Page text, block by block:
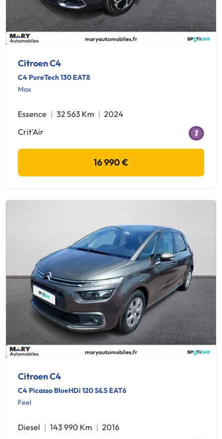
Citroen C4
C4 PureTech 130 EAT8
Max
Essence 32 563 Km
2024
Crit'Air
16 990 €
Citroen C4
C4 Picasso BlueHDi 120 S&S EAT6
Feel
Diesel 143 990 Km
2016